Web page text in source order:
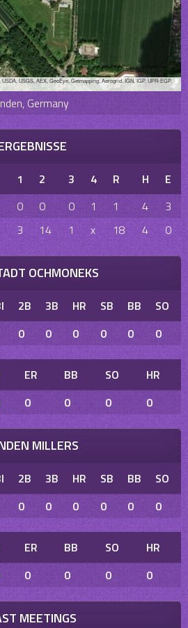
USGS, AEX, GeoEye, Getmapping, Aerogrid, IGN, IGP, UPR-EGP,
Germany
1 2 3 4 R H
E
0 0 0 1 1 4
3
3 14 1 x 18 4 0
OCHMONEKS
2B 3B HR SB BB SO
0 0 0 0 0 0
ER BB SO
HR
0 0 0 0
MILLERS
2B 3B HR SB BB SO
0 0 0 0 0 0
ER BB SO
HR
0 0 0 0
MEETINGS